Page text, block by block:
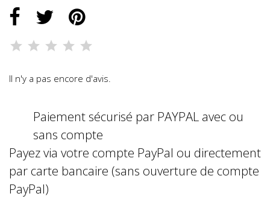
Il n'y a pas encore d'avis.
Paiement sécurisé par PAYPAL avec ou
sans compte
Payez via votre compte PayPal ou directement
par carte bancaire (sans ouverture de compte
PayPal)